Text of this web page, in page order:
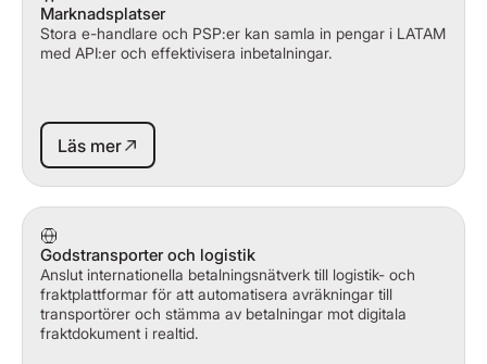
Marknadsplatser
Stora e-handlare och PSP:er kan samla in pengar i LATAM
med API:er och effektivisera inbetalningar.
Läs mer
Läs mer
Godstransporter och logistik
Anslut internationella betalningsnätverk till logistik- och
fraktplattformar för att automatisera avräkningar till
transportörer och stämma av betalningar mot digitala
fraktdokument i realtid.